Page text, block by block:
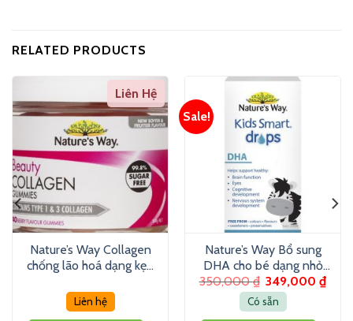
RELATED PRODUCTS
Liên Hệ
Nature’s Way Collagen
chống lão hoá dạng kẹo
Liên hệ
Sale!
Nature’s Way Bổ sung
DHA cho bé dạng nhỏ
giọt (20ml)
350,000₫ 349,000₫
Có sẵn